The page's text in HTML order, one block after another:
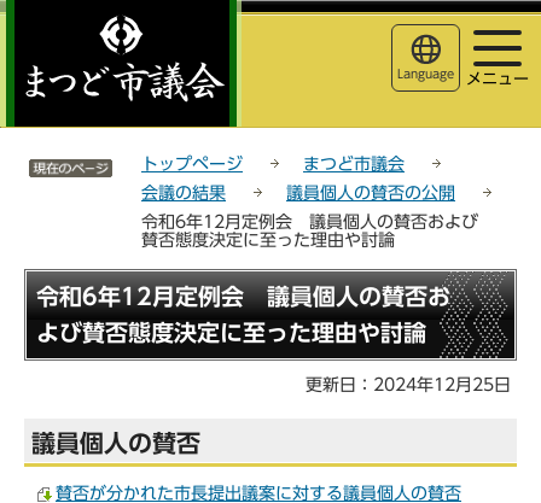
こ
サ
このページの本文へ移動
Language メニュー
サイトメニューここまで
トップページ
まつど市議会
会議の結果
議員個人の賛否の公開
令和6年12月定例会 議員個人の賛否および
賛否態度決定に至った理由や討論
こ
こ
令和6年12月定例会 議員個人の賛否お
よび賛否態度決定に至った理由や討論
更新日：2024年12月25日
議員個人の賛否
賛否が分かれた市長提出議案に対する議員個人の賛否